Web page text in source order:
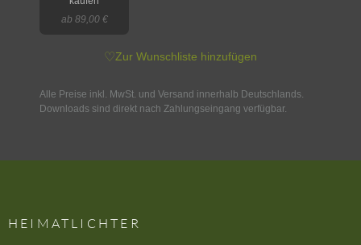
ab 89,00 €
♡Zur Wunschliste hinzufügen
Alle Preise inkl. MwSt. und Versand innerhalb Deutschlands.
Downloads sind direkt nach Zahlungseingang verfügbar.
HEIMATLICHTER